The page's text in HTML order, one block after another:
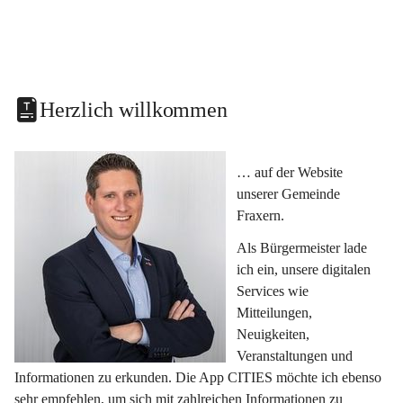
Herzlich willkommen
… auf der Website
unserer Gemeinde
Fraxern.
Als Bürgermeister lade
ich ein, unsere digitalen
Services wie
Mitteilungen,
Neuigkeiten,
Veranstaltungen und
Informationen zu erkunden. Die App CITIES möchte ich ebenso
sehr empfehlen, um sich mit zahlreichen Informationen zu